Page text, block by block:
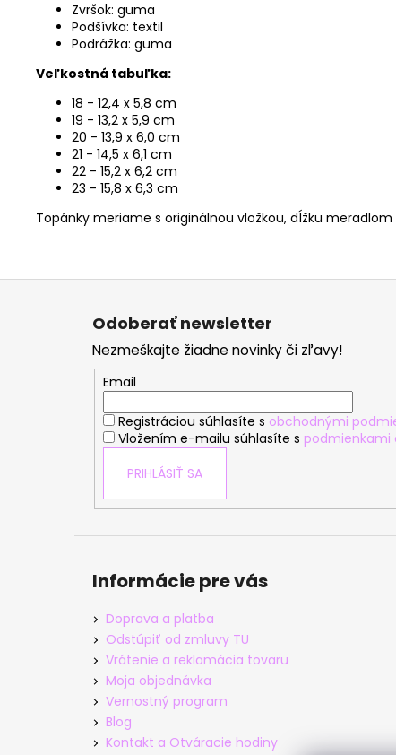
Zvršok: guma
Podšívka: textil
Podrážka: guma
Veľkostná tabuľka:
18 - 12,4 x 5,8 cm
19 - 13,2 x 5,9 cm
20 - 13,9 x 6,0 cm
21 - 14,5 x 6,1 cm
22 - 15,2 x 6,2 cm
23 - 15,8 x 6,3 cm
Topánky meriame s originálnou vložkou, dĺžku
Z
Odoberať newsletter
Nezmeškajte žiadne novinky či zľavy!
Email
Registráciou súhlasíte s obchodnými
Vložením e-mailu súhlasíte s podmienkami
PRIHLÁSIŤ SA
Informácie pre vás
Doprava a platba
Odstúpiť od zmluvy TU
Vrátenie a reklamácia tovaru
Moja objednávka
Vernostný program
Blog
Kontakt a Otváracie hodiny